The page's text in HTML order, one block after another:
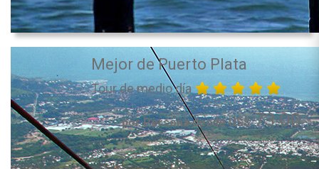
Mejor de Puerto Plata
Tour de medio día
por Persona desde US$73.00